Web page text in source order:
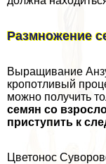
Размножение
Выращивание
кропотливый
можно получить
семян со
приступить к
Цветонос